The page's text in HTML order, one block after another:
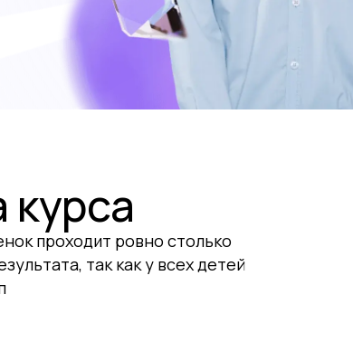
проходит ровно столько
так как у всех детей